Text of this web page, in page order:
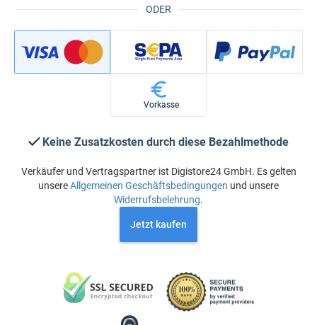
ODER
Vorkasse
Keine Zusatzkosten durch diese Bezahlmethode
Verkäufer und Vertragspartner ist Digistore24 GmbH. Es gelten
unsereAllgemeinen Geschäftsbedingungen und unsere
Widerrufsbelehrung.
Jetzt kaufen